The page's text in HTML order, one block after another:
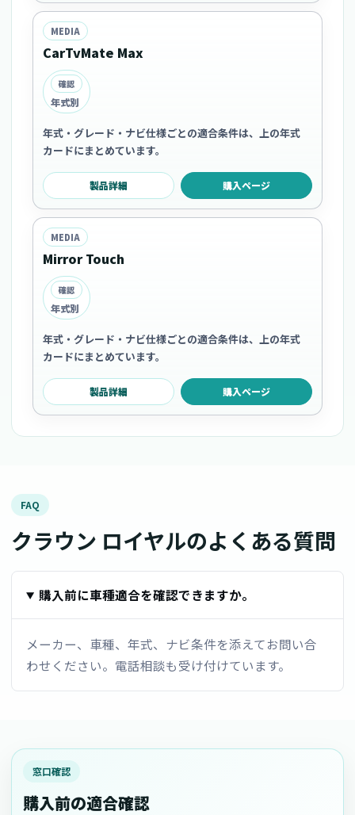
MEDIA
CarTvMate Max
確認
年式別
年式・グレード・ナビ仕様ごとの適合条件は、上の年式
カードにまとめています。
製品詳細 購入ページ
MEDIA
Mirror Touch
確認
年式別
年式・グレード・ナビ仕様ごとの適合条件は、上の年式
カードにまとめています。
製品詳細 購入ページ
FAQ
クラウン ロイヤルのよくある質問
購入前に車種適合を確認できますか。
メーカー、車種、年式、ナビ条件を添えてお問い合
わせください。電話相談も受け付けています。
窓口確認
購入前の適合確認